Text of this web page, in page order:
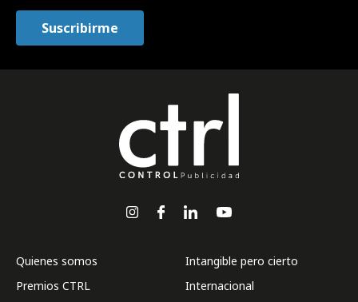
Quienes somos
Premios CTRL
Intangible pero cierto
Internacional